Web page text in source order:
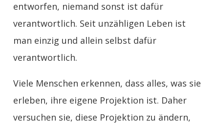
entworfen, niemand sonst ist dafür
verantwortlich. Seit unzähligen Leben ist
man einzig und allein selbst dafür
verantwortlich.
Viele Menschen erkennen, dass alles, was sie
erleben, ihre eigene Projektion ist. Daher
versuchen sie, diese Projektion zu ändern,